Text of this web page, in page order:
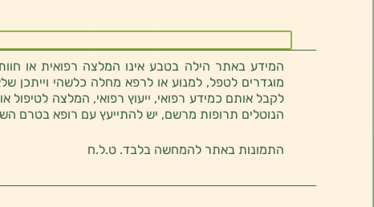
המידע באתר הילה בטבע אינו המלצה רפואית או
מוגדרים לטפל, למנוע או לרפא מחלה כלשהי וייתכן
לקבל אותם כמידע רפואי, ייעוץ רפואי, המלצה לטיפול
הנוטלים תרופות מרשם, יש להתייעץ עם רופא בטרם
התמונות באתר להמחשה בלבד. ט.ל.ח